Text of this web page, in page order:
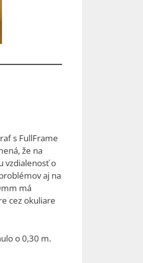
s FullFrame
že na
vzdialenosť o
aj na
má
cez okuliare
o 0,30 m.